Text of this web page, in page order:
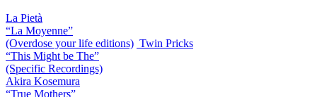
La Pietà
“La Moyenne”
(Overdose your life editions) Twin Pricks
“This Might be The”
(Specific Recordings)
Akira Kosemura
“True Mothers”